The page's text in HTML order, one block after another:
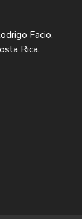
Facio,
Rica.